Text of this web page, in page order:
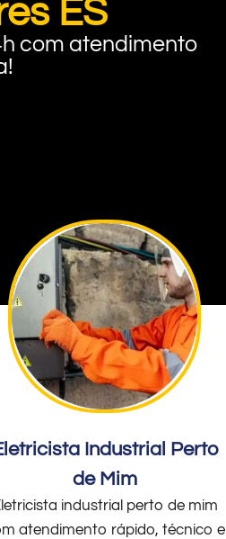
ES
com atendimento
Industrial Perto
de Mim
industrial perto de mim
atendimento rápido, técnico e